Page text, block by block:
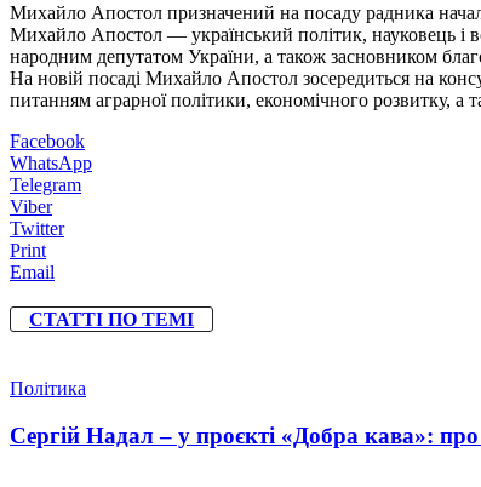
Михайло Апостол призначений на посаду радника
Михайло Апостол — український політик, науковець і
народним депутатом України, а також засновником
На новій посаді Михайло Апостол зосередиться на
питанням аграрної політики, економічного розвитку,
Facebook
WhatsApp
Telegram
Viber
Twitter
Print
Email
СТАТТІ ПО ТЕМІ
Політика
Сергій Надал – у проєкті «Добра кава»: про